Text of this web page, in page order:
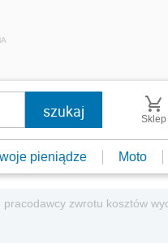
Sklep
pieniądze Moto
zwrotu kosztów